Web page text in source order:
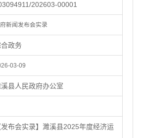
202603-00001
新闻发布会实录
政务
03-09
县人民政府办公室
发布会实录】濉溪县2025年度经济运